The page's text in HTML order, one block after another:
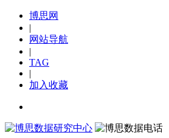
博思网
|
网站导航
|
TAG
|
加入收藏